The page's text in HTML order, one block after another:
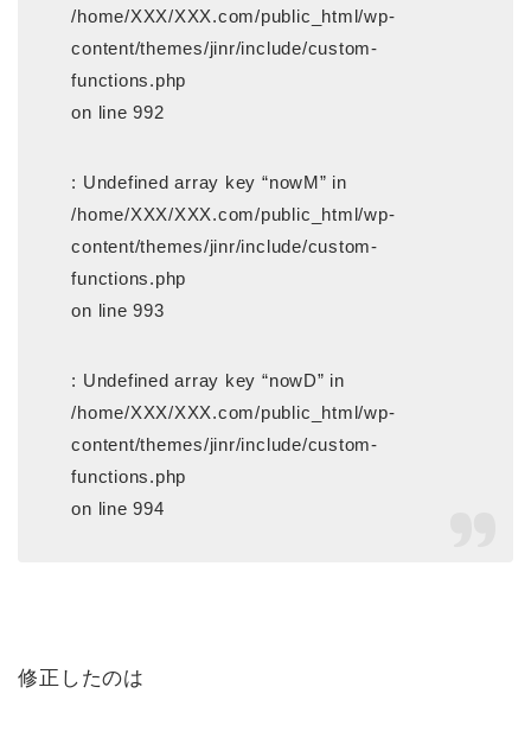
/home/XXX/XXX.com/public_html/wp-
content/themes/jinr/include/custom-
functions.php
on line 992
: Undefined array key “nowM” in
/home/XXX/XXX.com/public_html/wp-
content/themes/jinr/include/custom-
functions.php
on line 993
: Undefined array key “nowD” in
/home/XXX/XXX.com/public_html/wp-
content/themes/jinr/include/custom-
functions.php
on line 994
修正したのは